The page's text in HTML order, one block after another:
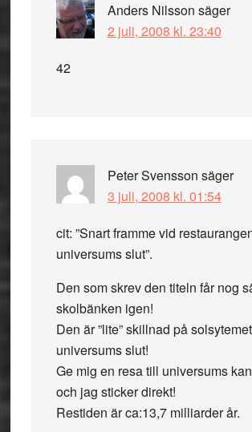
Anders Nilsson säger
2 juli, 2008 kl. 23:40
42
Peter Svensson säger
3 juli, 2008 kl. 01:54
cit: ”Snart framme vid
universums slut”.
Den som skrev den titeln får nog
skolbänken igen!
Den är ”lite” skillnad på
universums slut!
Ge mig en resa till universums
och jag sticker direkt!
Restiden är ca:13,7 milliarder år.